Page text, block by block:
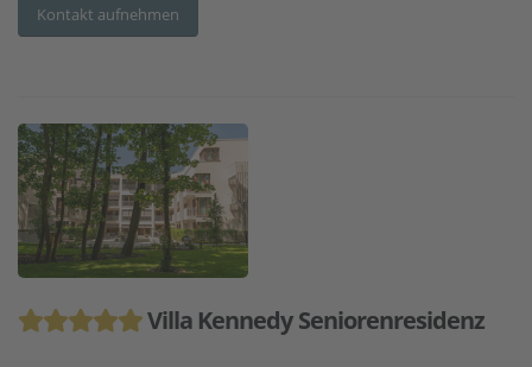
Kontakt aufnehmen
Villa Kennedy Seniorenresidenz